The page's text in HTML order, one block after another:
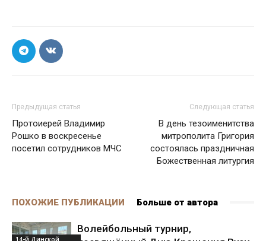
Предыдущая статья
Протоиерей Владимир
Рошко в воскресенье
посетил сотрудников МЧС
Следующая статья
В день тезоименитства
митрополита Григория
состоялась праздничная
Божественная литургия
ПОХОЖИЕ ПУБЛИКАЦИИ Больше от автора
Волейбольный турнир,